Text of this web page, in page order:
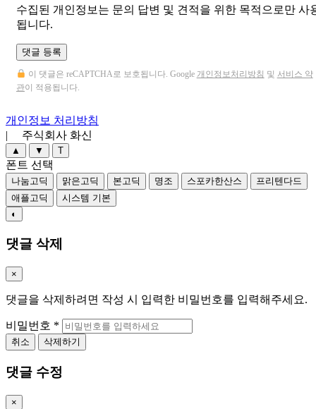
수집된 개인정보는 문의 답변 및 견적을 위한 목적으로만 사
됩니다.
댓글 등록
이 댓글은 reCAPTCHA로 보호됩니다. Google 개인정보처리방침 및 서비스 약
관이 적용됩니다.
개인정보 처리방침
| 주식회사 화신
▲ ▼ T
폰트 선택
나눔고딕 맑은고딕 본고딕 명조 스포카한산스
프리텐다드
애플고딕
시스템 기본
◐
댓글 삭제
×
댓글을 삭제하려면 작성 시 입력한 비밀번호를 입력해주세요.
비밀번호 *
취소 삭제하기
댓글 수정
×